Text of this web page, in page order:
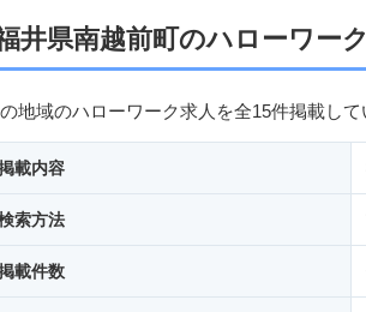
井県南越前町のハローワー
地域のハローワーク求人を全15件掲載して
載内容
索方法
載件数